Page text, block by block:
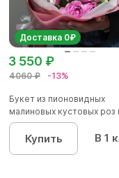
Доставка 0₽
4060 ₽ -13%
3 550 ₽
Букет из пионовидных
малиновых кустовых роз
альстроме...
Купить В 1